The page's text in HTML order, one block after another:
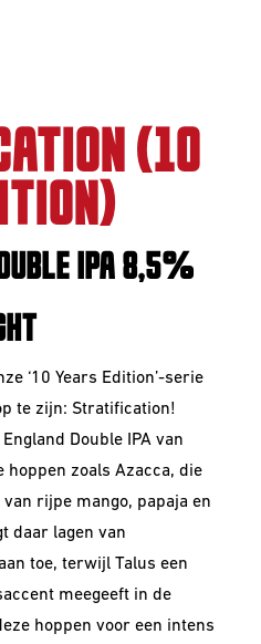
(10
IPA 8,5%
‘10 Years Edition’-serie
te zijn: Stratiﬁcation!
Double IPA van
hoppen zoals Azacca, die
rijpe mango, papaja en
daar lagen van
toe, terwijl Talus een
meegeeft in de
hoppen voor een intens